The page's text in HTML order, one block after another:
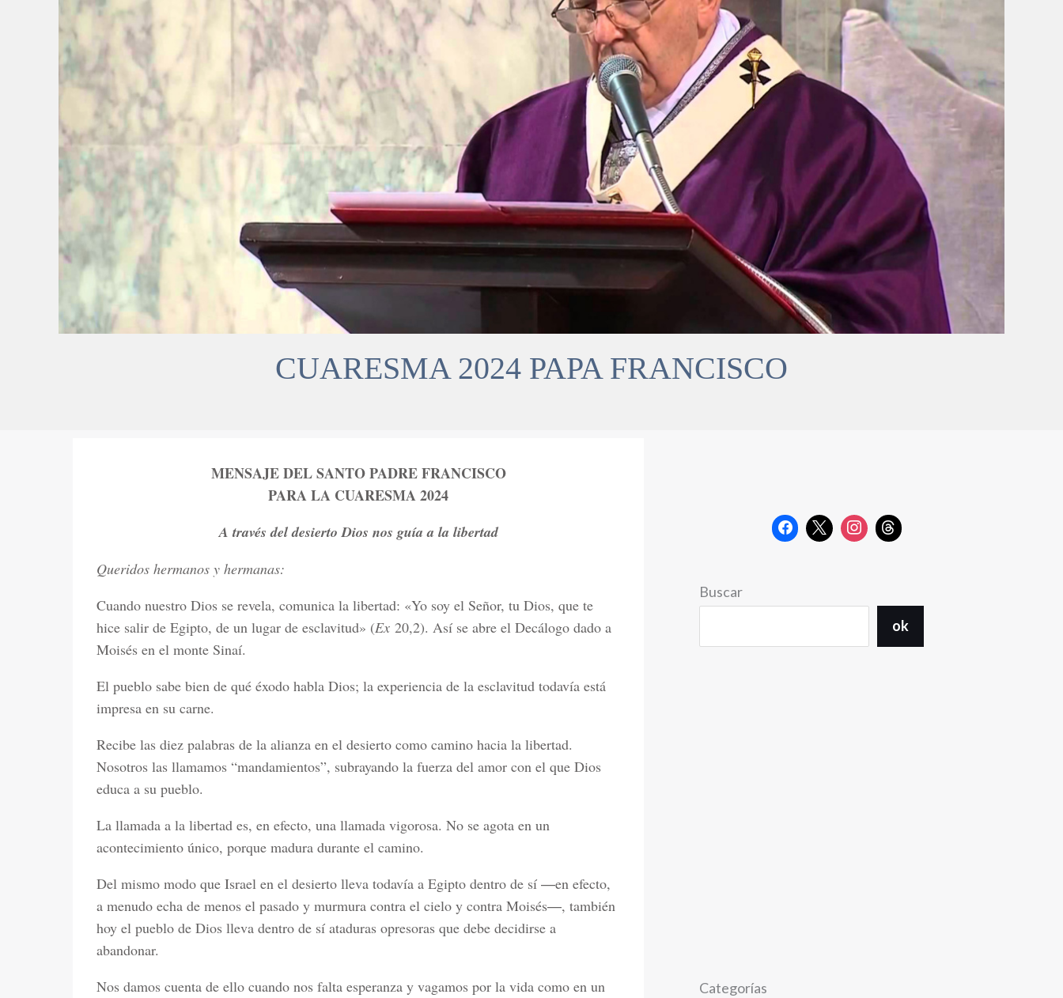
CUARESMA 2024 PAPA FRANCISCO
MENSAJE DEL SANTO PADRE FRANCISCO
PARA LA CUARESMA 2024
A través del desierto Dios nos guía a la libertad
Queridos hermanos y hermanas:
Cuando nuestro Dios se revela, comunica la libertad: «Yo soy el Señor, tu Dios, que te
hice salir de Egipto, de un lugar de esclavitud» (Ex 20,2). Así se abre el Decálogo dado a
Moisés en el monte Sinaí.
El pueblo sabe bien de qué éxodo habla Dios; la experiencia de la esclavitud todavía está
impresa en su carne.
Recibe las diez palabras de la alianza en el desierto como camino hacia la libertad.
Nosotros las llamamos “mandamientos”, subrayando la fuerza del amor con el que Dios
educa a su pueblo.
La llamada a la libertad es, en efecto, una llamada vigorosa. No se agota en un
acontecimiento único, porque madura durante el camino.
Del mismo modo que Israel en el desierto lleva todavía a Egipto dentro de sí ―en efecto,
a menudo echa de menos el pasado y murmura contra el cielo y contra Moisés―, también
hoy el pueblo de Dios lleva dentro de sí ataduras opresoras que debe decidirse a
abandonar.
Nos damos cuenta de ello cuando nos falta esperanza y vagamos por la vida como en un
Buscar
ok
Categorías